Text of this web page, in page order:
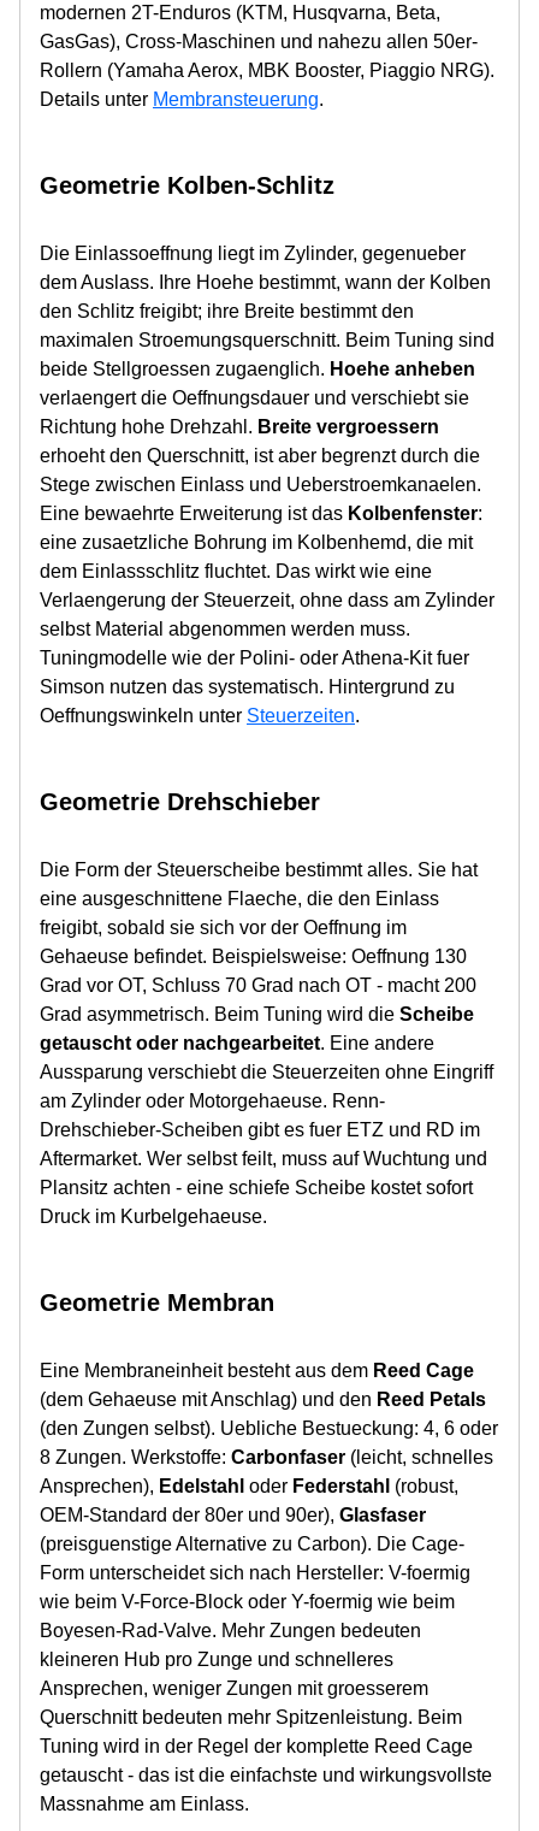
modernen 2T-Enduros (KTM, Husqvarna, Beta,
GasGas), Cross-Maschinen und nahezu allen 50er-
Rollern (Yamaha Aerox, MBK Booster, Piaggio NRG).
Details unter Membransteuerung.
Geometrie Kolben-Schlitz
Die Einlassoeffnung liegt im Zylinder, gegenueber
dem Auslass. Ihre Hoehe bestimmt, wann der Kolben
den Schlitz freigibt; ihre Breite bestimmt den
maximalen Stroemungsquerschnitt. Beim Tuning sind
beide Stellgroessen zugaenglich. Hoehe anheben
verlaengert die Oeffnungsdauer und verschiebt sie
Richtung hohe Drehzahl. Breite vergroessern
erhoeht den Querschnitt, ist aber begrenzt durch die
Stege zwischen Einlass und Ueberstroemkanaelen.
Eine bewaehrte Erweiterung ist das Kolbenfenster:
eine zusaetzliche Bohrung im Kolbenhemd, die mit
dem Einlassschlitz fluchtet. Das wirkt wie eine
Verlaengerung der Steuerzeit, ohne dass am Zylinder
selbst Material abgenommen werden muss.
Tuningmodelle wie der Polini- oder Athena-Kit fuer
Simson nutzen das systematisch. Hintergrund zu
Oeffnungswinkeln unter Steuerzeiten.
Geometrie Drehschieber
Die Form der Steuerscheibe bestimmt alles. Sie hat
eine ausgeschnittene Flaeche, die den Einlass
freigibt, sobald sie sich vor der Oeffnung im
Gehaeuse befindet. Beispielsweise: Oeffnung 130
Grad vor OT, Schluss 70 Grad nach OT - macht 200
Grad asymmetrisch. Beim Tuning wird die Scheibe
getauscht oder nachgearbeitet. Eine andere
Aussparung verschiebt die Steuerzeiten ohne Eingriff
am Zylinder oder Motorgehaeuse. Renn-
Drehschieber-Scheiben gibt es fuer ETZ und RD im
Aftermarket. Wer selbst feilt, muss auf Wuchtung und
Plansitz achten - eine schiefe Scheibe kostet sofort
Druck im Kurbelgehaeuse.
Geometrie Membran
Eine Membraneinheit besteht aus dem Reed Cage
(dem Gehaeuse mit Anschlag) und den Reed Petals
(den Zungen selbst). Uebliche Bestueckung: 4, 6 oder
8 Zungen. Werkstoffe: Carbonfaser (leicht, schnelles
Ansprechen), Edelstahl oder Federstahl (robust,
OEM-Standard der 80er und 90er), Glasfaser
(preisguenstige Alternative zu Carbon). Die Cage-
Form unterscheidet sich nach Hersteller: V-foermig
wie beim V-Force-Block oder Y-foermig wie beim
Boyesen-Rad-Valve. Mehr Zungen bedeuten
kleineren Hub pro Zunge und schnelleres
Ansprechen, weniger Zungen mit groesserem
Querschnitt bedeuten mehr Spitzenleistung. Beim
Tuning wird in der Regel der komplette Reed Cage
getauscht - das ist die einfachste und wirkungsvollste
Massnahme am Einlass.